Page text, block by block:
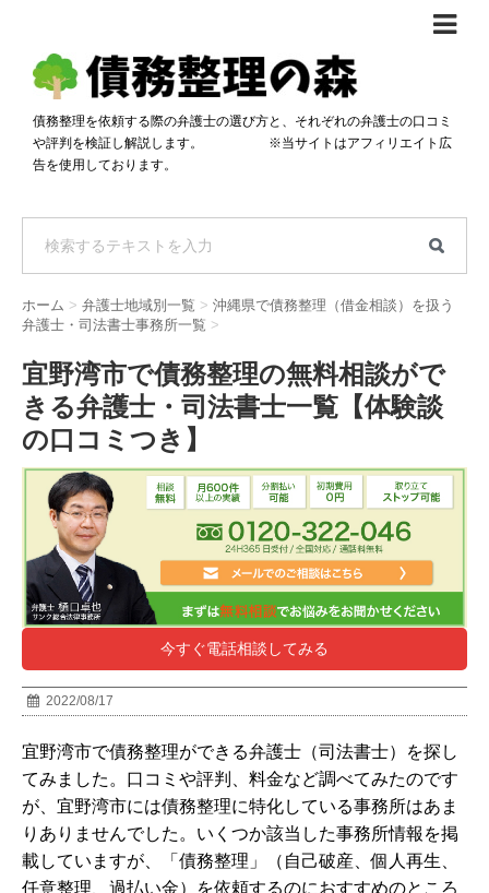
債務整理体験談
おすすめ
料金比較
自己破産・個人再生料金比較
過払い金料金比較
専門家の選び方
料金で選ぶ
分割・後払い可で選ぶ
着手金無料で選ぶ
女性専門で選ぶ
24時間年中無休で選ぶ
法律事務所の方へ
匿名借金相談
債務整理を依頼する際の弁護士の選び方と、それぞれの弁護士の口コミ
や評判を検証し解説します。 ※当サイトはアフィリエイト広
告を使用しております。
ホーム > 弁護士地域別一覧 > 沖縄県で債務整理（借金相談）を扱う
弁護士・司法書士事務所一覧 >
宜野湾市で債務整理の無料相談がで
きる弁護士・司法書士一覧【体験談
の口コミつき】
今すぐ電話相談してみる
2022/08/17
宜野湾市で債務整理ができる弁護士（司法書士）を探し
てみました。口コミや評判、料金など調べてみたのです
が、宜野湾市には債務整理に特化している事務所はあま
りありませんでした。いくつか該当した事務所情報を掲
載していますが、「債務整理」（自己破産、個人再生、
任意整理、過払い金）を依頼するのにおすすめのところ